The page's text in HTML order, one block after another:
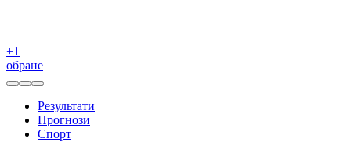
+1
обране
Результати
Прогнози
Спорт